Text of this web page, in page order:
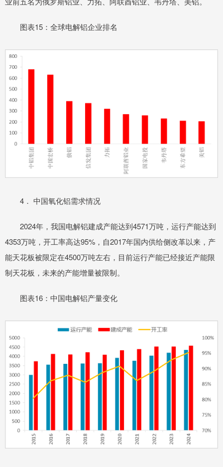
图表15：全球电解铝企业排名
4． 中国氧化铝需求情况
2024年，我国电解铝建成产能达到4571万吨，运行产能达到
4353万吨，开工率高达95%，自2017年国内供给侧改革以来，产
能天花板被限定在4500万吨左右，目前运行产能已经接近产能限
制天花板，未来的产能增量被限制。
图表16：中国电解铝产量变化